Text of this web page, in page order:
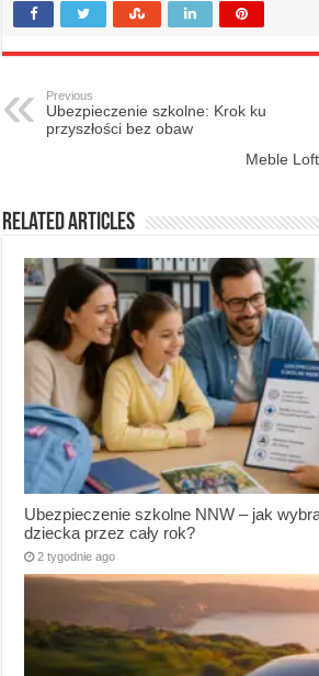
Previous
Ubezpieczenie szkolne: Krok ku
przyszłości bez obaw
Meble
Related Articles
Ubezpieczenie szkolne NNW – jak
dziecka przez cały rok?
2 tygodnie ago